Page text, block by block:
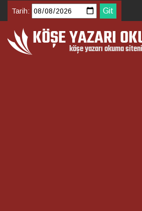
Tarih: